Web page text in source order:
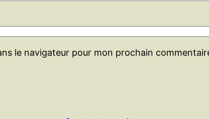
le navigateur pour mon prochain